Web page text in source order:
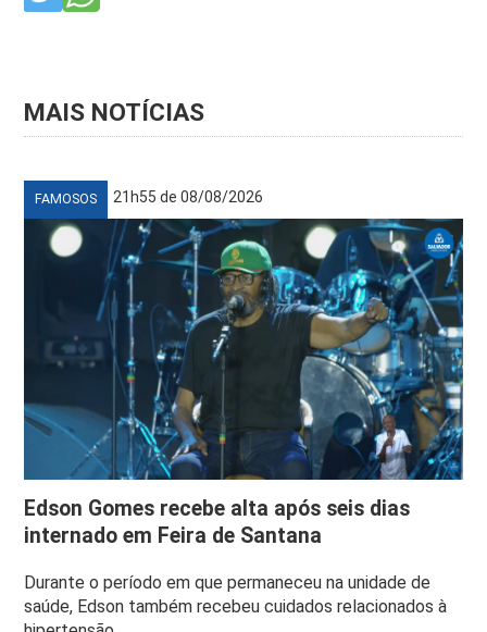
MAIS NOTÍCIAS
FAMOSOS 21h55 de 08/08/2026
Edson Gomes recebe alta após seis dias
internado em Feira de Santana
Durante o período em que permaneceu na unidade de
saúde, Edson também recebeu cuidados relacionados à